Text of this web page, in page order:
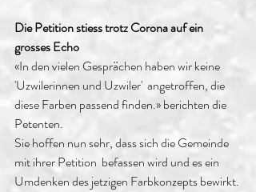
Die Petition stiess trotz Corona auf ein
grosses Echo
«In den vielen Gesprächen haben wir keine
'Uzwilerinnen und Uzwiler'  angetroffen, die
diese Farben passend finden.» berichten die
Petenten.
Sie hoffen nun sehr, dass sich die Gemeinde
mit ihrer Petition  befassen wird und es ein
Umdenken des jetzigen Farbkonzepts bewirkt.